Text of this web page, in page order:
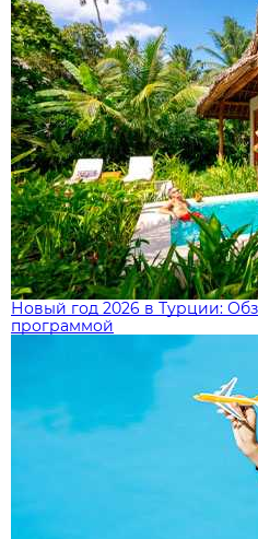
Новый год 2026 в Турции:
программой